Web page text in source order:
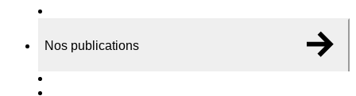
Nos publications